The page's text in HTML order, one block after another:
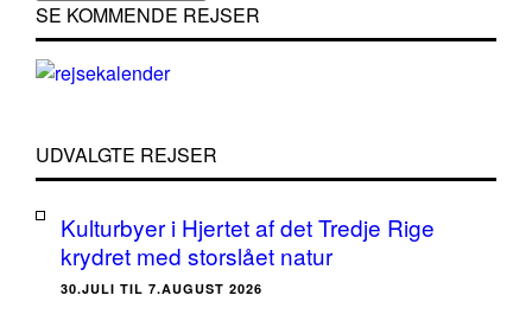
SE KOMMENDE REJSER
UDVALGTE REJSER
Kulturbyer i Hjertet af det Tredje Rige
krydret med storslået natur
30.JULI TIL 7.AUGUST 2026